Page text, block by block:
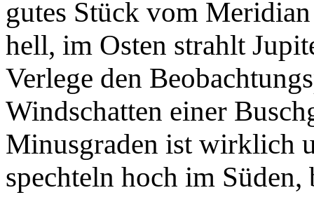
gutes Stück vom
hell, im Osten strahlt
Verlege den
Windschatten einer
Minusgraden ist wirklich
spechteln hoch im Süden,